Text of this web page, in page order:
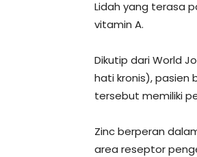
Lidah yang terasa
vitamin A.
Dikutip dari World
hati kronis), pasien
tersebut memiliki
Zinc berperan
area reseptor